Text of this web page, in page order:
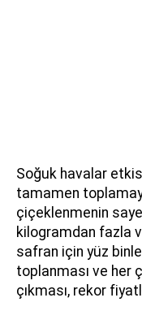
Soğuk havalar
tamamen
çiçeklenmenin
kilogramdan fazla
safran için yüz
toplanması ve her
çıkması, rekor